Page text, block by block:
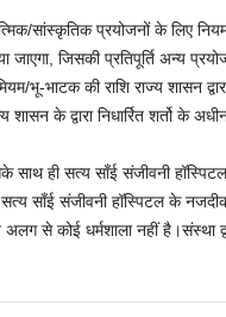
सांस्कृतिक प्रयोजनों के लिए
जाएगा, जिसकी प्रतिपूर्ति अन्य
भू-भाटक की राशि राज्य शासन
शासन के द्वारा निधार्रित शर्तो के
साथ ही सत्य साँई संजीवनी
साँई संजीवनी हॉस्पिटल के
से कोई धर्मशाला नहीं है।संस्था